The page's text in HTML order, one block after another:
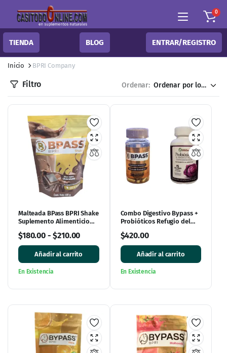
0
TIENDA BLOG ENTRAR/REGISTRO
Inicio BPRI Company
Filtro Ordenar:
Malteada BPass BPRI Shake
Suplemento Alimenticio
$180.00-$210.00
Añadir al carrito
En Existencia
Combo Digestivo Bypass +
Probióticos Refugio del
$420.00
Añadir al carrito
En Existencia